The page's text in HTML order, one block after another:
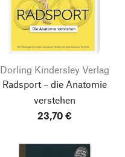
Dorling Kindersley Verlag
Radsport – die Anatomie
verstehen
23,70 €